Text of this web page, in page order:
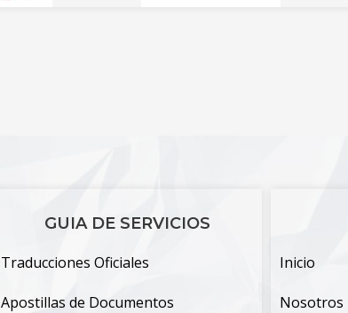
GUIA DE SERVICIOS
Traducciones Oficiales
Apostillas de Documentos
Inicio
Nosotros